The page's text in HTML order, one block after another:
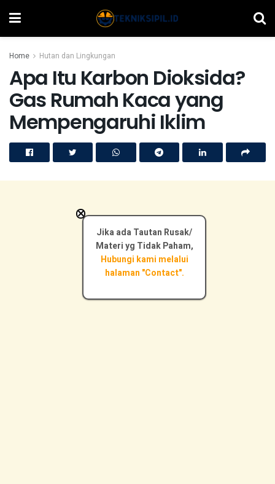
Home Hutan dan Lingkungan
Apa Itu Karbon Dioksida?
Gas Rumah Kaca yang
Mempengaruhi Iklim
Jika ada Tautan Rusak/
Materi yg Tidak Paham,
Hubungi kami melalui
halaman "Contact".
×